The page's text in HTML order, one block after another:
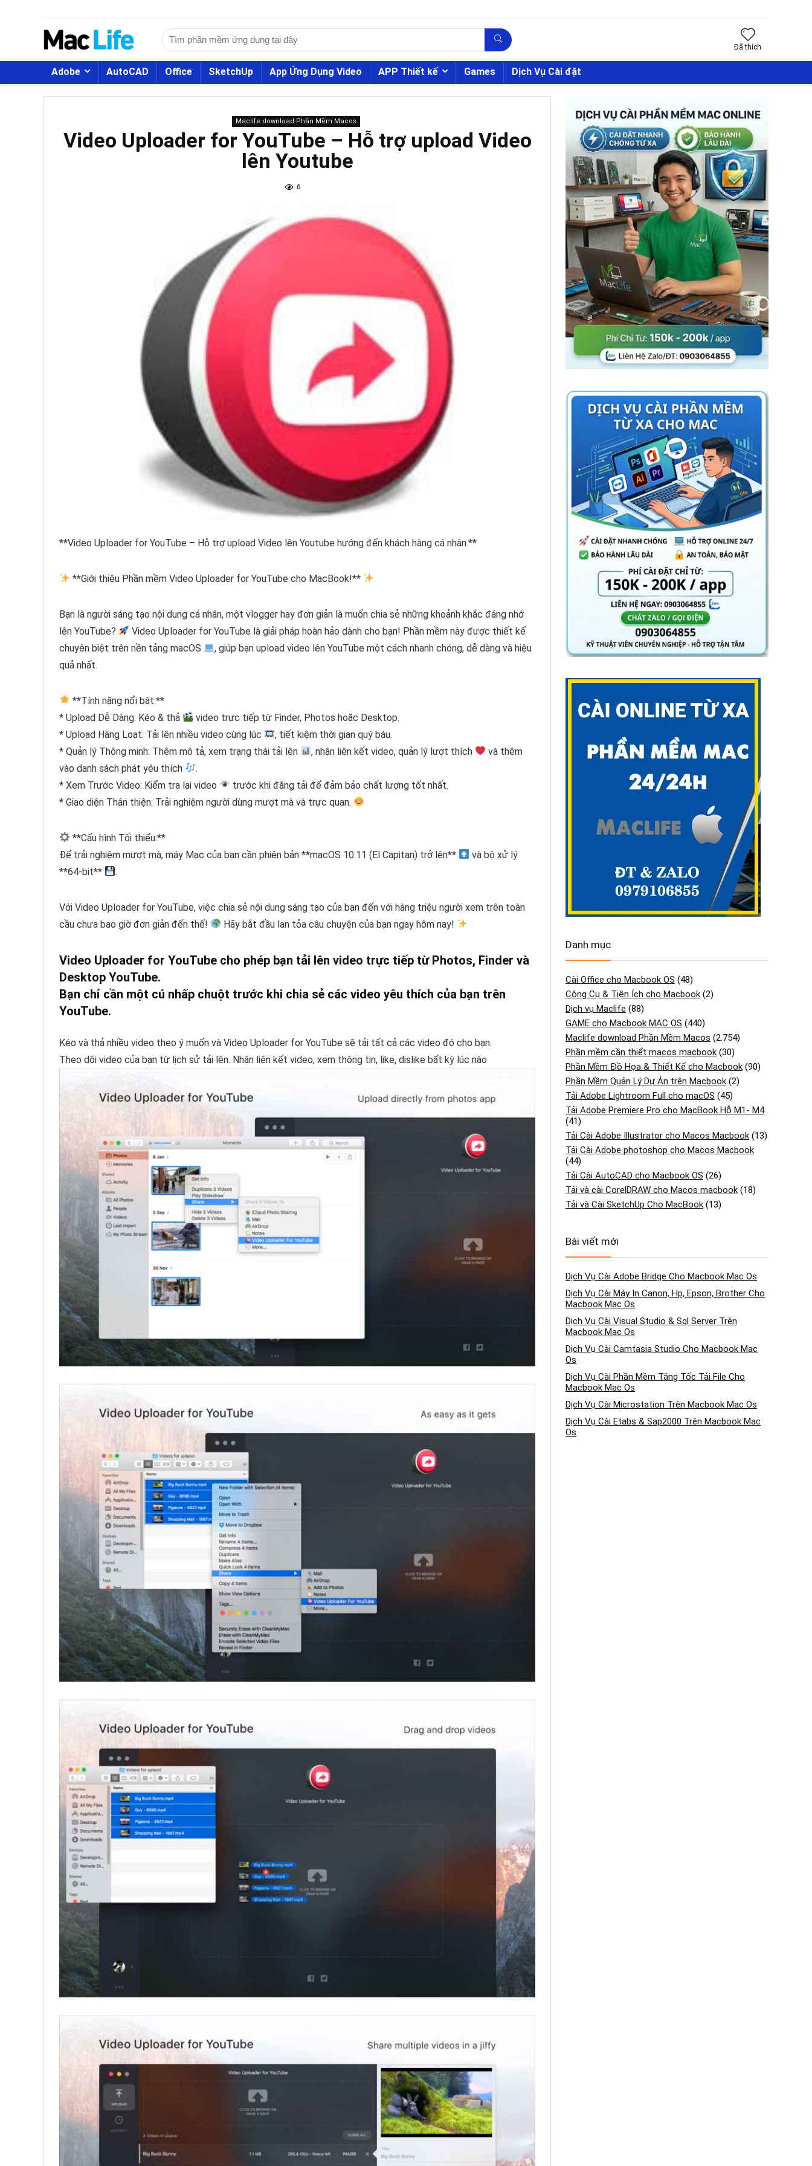
Đã thích
Adobe AutoCAD Office SketchUp App Ứng Dụng Video APP Thiết kế Games Dịch Vụ Cài đặt
Maclife download Phần Mềm Macos
Video Uploader for YouTube – Hỗ trợ upload Video
lên Youtube
6
**Video Uploader for YouTube – Hỗ trợ upload Video lên Youtube hướng đến khách hàng cá nhân.**
**Giới thiệu Phần mềm Video Uploader for YouTube cho MacBook!**
Bạn là người sáng tạo nội dung cá nhân, một vlogger hay đơn giản là muốn chia sẻ những khoảnh khắc đáng nhớ
lên YouTube?
Video Uploader for YouTube là giải pháp hoàn hảo dành cho bạn! Phần mềm này được thiết kế
chuyên biệt trên nền tảng macOS
, giúp bạn upload video lên YouTube một cách nhanh chóng, dễ dàng và hiệu
quả nhất.
**Tính năng nổi bật:**
* Upload Dễ Dàng: Kéo & thả
video trực tiếp từ Finder, Photos hoặc Desktop.
* Upload Hàng Loạt: Tải lên nhiều video cùng lúc
, tiết kiệm thời gian quý báu.
* Quản lý Thông minh: Thêm mô tả, xem trạng thái tải lên
, nhận liên kết video, quản lý lượt thích
và thêm
vào danh sách phát yêu thích
.
* Xem Trước Video: Kiểm tra lại video
trước khi đăng tải để đảm bảo chất lượng tốt nhất.
* Giao diện Thân thiện: Trải nghiệm người dùng mượt mà và trực quan.
**Cấu hình Tối thiểu:**
Để trải nghiệm mượt mà, máy Mac của bạn cần phiên bản **macOS 10.11 (El Capitan) trở lên**
và bộ xử lý
**64-bit**
.
Với Video Uploader for YouTube, việc chia sẻ nội dung sáng tạo của bạn đến với hàng triệu người xem trên toàn
cầu chưa bao giờ đơn giản đến thế!
Hãy bắt đầu lan tỏa câu chuyện của bạn ngay hôm nay!
Video Uploader for YouTube cho phép bạn tải lên video trực tiếp từ Photos, Finder và
Desktop YouTube.
Bạn chỉ cần một cú nhấp chuột trước khi chia sẻ các video yêu thích của bạn trên
YouTube.
Kéo và thả nhiều video theo ý muốn và Video Uploader for YouTube sẽ tải tất cả các video đó cho bạn.
Theo dõi video của bạn từ lịch sử tải lên. Nhận liên kết video, xem thông tin, like, dislike bất kỳ lúc nào
Danh mục
Cài Office cho Macbook OS (48)
Công Cụ & Tiện Ích cho Macbook (2)
Dịch vụ Maclife (88)
GAME cho Macbook MAC OS (440)
Maclife download Phần Mềm Macos (2.754)
Phần mềm cần thiết macos macbook (30)
Phần Mềm Đồ Họa & Thiết Kế cho Macbook (90)
Phần Mềm Quản Lý Dự Án trên Macbook (2)
Tải Adobe Lightroom Full cho macOS (45)
Tải Adobe Premiere Pro cho MacBook Hỗ M1- M4
(41)
Tải Cài Adobe Illustrator cho Macos Macbook (13)
Tải Cài Adobe photoshop cho Macos Macbook
(44)
Tải Cài AutoCAD cho Macbook OS (26)
Tải và cài CorelDRAW cho Macos macbook (18)
Tải và Cài SketchUp Cho MacBook (13)
Bài viết mới
Dịch Vụ Cài Adobe Bridge Cho Macbook Mac Os
Dịch Vụ Cài Máy In Canon, Hp, Epson, Brother Cho
Macbook Mac Os
Dịch Vụ Cài Visual Studio & Sql Server Trên
Macbook Mac Os
Dịch Vụ Cài Camtasia Studio Cho Macbook Mac
Os
Dịch Vụ Cài Phần Mềm Tăng Tốc Tải File Cho
Macbook Mac Os
Dịch Vụ Cài Microstation Trên Macbook Mac Os
Dịch Vụ Cài Etabs & Sap2000 Trên Macbook Mac
Os